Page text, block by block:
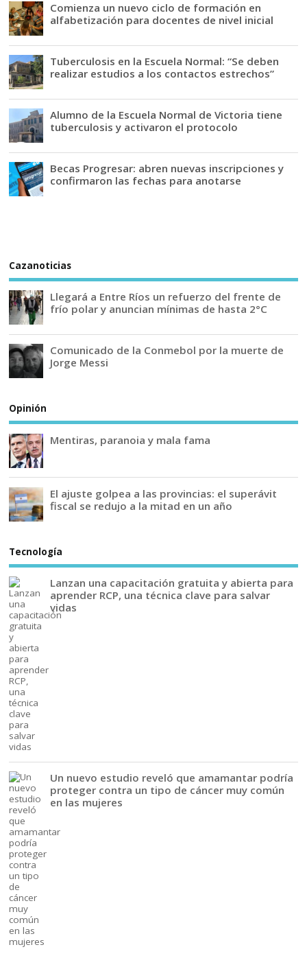
Comienza un nuevo ciclo de formación en
alfabetización para docentes de nivel inicial
Tuberculosis en la Escuela Normal: “Se deben
realizar estudios a los contactos estrechos”
Alumno de la Escuela Normal de Victoria tiene
tuberculosis y activaron el protocolo
Becas Progresar: abren nuevas inscripciones y
confirmaron las fechas para anotarse
Cazanoticias
Llegará a Entre Ríos un refuerzo del frente de
frío polar y anuncian mínimas de hasta 2°C
Comunicado de la Conmebol por la muerte de
Jorge Messi
Opinión
Mentiras, paranoia y mala fama
El ajuste golpea a las provincias: el superávit
fiscal se redujo a la mitad en un año
Tecnología
Lanzan una capacitación gratuita y abierta para
aprender RCP, una técnica clave para salvar
vidas
Un nuevo estudio reveló que amamantar podría
proteger contra un tipo de cáncer muy común
en las mujeres